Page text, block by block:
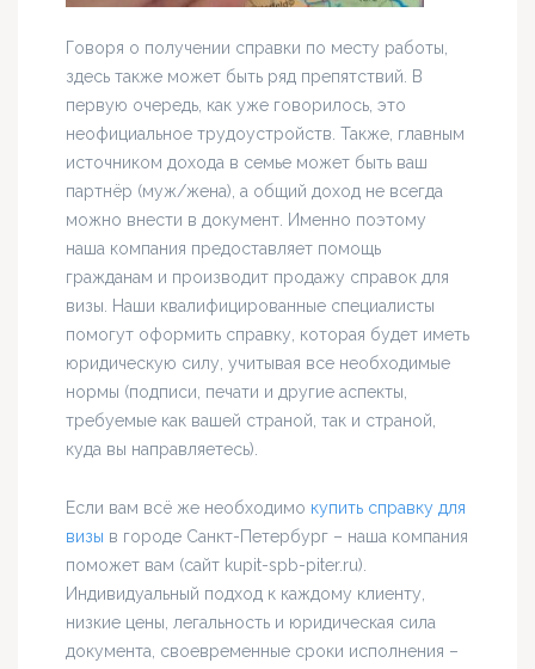
Говоря о получении справки по месту работы,
здесь также может быть ряд препятствий. В
первую очередь, как уже говорилось, это
неофициальное трудоустройств. Также, главным
источником дохода в семье может быть ваш
партнёр (муж/жена), а общий доход не всегда
можно внести в документ. Именно поэтому
наша компания предоставляет помощь
гражданам и производит продажу справок для
визы. Наши квалифицированные специалисты
помогут оформить справку, которая будет иметь
юридическую силу, учитывая все необходимые
нормы (подписи, печати и другие аспекты,
требуемые как вашей страной, так и страной,
куда вы направляетесь).
Если вам всё же необходимо купить справку для
визы в городе Санкт-Петербург – наша компания
поможет вам (сайт kupit-spb-piter.ru).
Индивидуальный подход к каждому клиенту,
низкие цены, легальность и юридическая сила
документа, своевременные сроки исполнения –